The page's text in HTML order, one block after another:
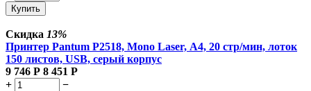
Купить
Скидка 13%
Принтер Pantum P2518, Mono Laser, А4, 20 стр/мин, лоток
150 листов, USB, серый корпус
9 746 Р 8 451 Р
+
−